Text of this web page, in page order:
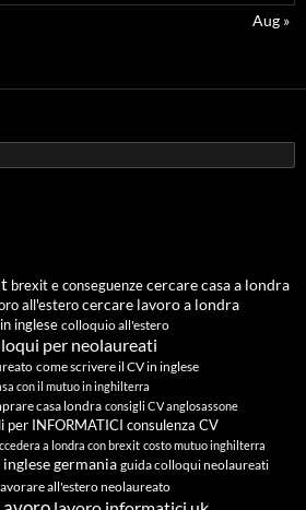
Aug »
brexit e conseguenzecercare casa a londra
all'esterocercare lavoro a londra
inglesecolloquio all'estero
per neolaureati
come scrivere il CV in inglese
con il mutuo in inghilterra
casa londra consigli CV anglosassone
per INFORMATICI consulenza CV
a londra con brexit costo mutuo inghilterra
germania guida colloqui neolaureati
all'estero neolaureato